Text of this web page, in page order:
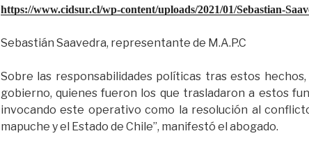
https://www.cidsur.cl/wp-content/uploads/2021/01/Sebastian-
Sebastián Saavedra, representante de M.A.P.C
Sobre las responsabilidades políticas tras estos
gobierno, quienes fueron los que trasladaron a estos
invocando este operativo como la resolución al
mapuche y el Estado de Chile”, manifestó el abogado.